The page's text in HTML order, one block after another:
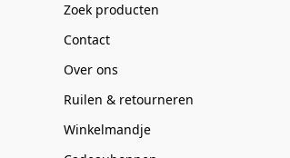
Zoek producten
Contact
Over ons
Ruilen & retourneren
Winkelmandje